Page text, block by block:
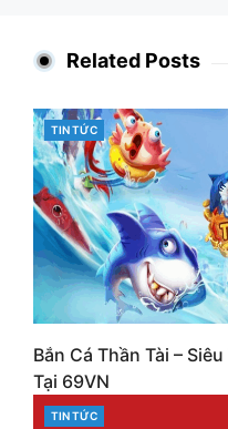
Related Posts
CATEGORIES
TIN TỨC
Bắn Cá Thần Tài –
Tại 69VN
CATEGORIES
TIN TỨC